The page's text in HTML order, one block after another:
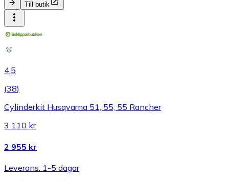
Till butik
4.5
(38)
Cylinderkit Husqvarna 51, 55, 55 Rancher
3 110 kr
2 955 kr
Leverans: 1-5 dagar